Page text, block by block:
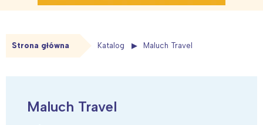
Strona główna Katalog Maluch Travel
Maluch Travel